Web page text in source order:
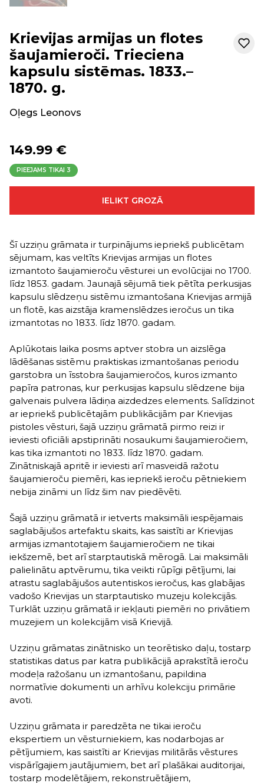
Krievijas armijas un flotes
šaujamieroči. Trieciena
kapsulu sistēmas. 1833.–
1870. g.
Oļegs Leonovs
149.99 €
PIEEJAMS TIKAI 3
IELIKT GROZĀ
Šī uzziņu grāmata ir turpinājums iepriekš publicētam
sējumam, kas veltīts Krievijas armijas un flotes
izmantoto šaujamieroču vēsturei un evolūcijai no 1700.
līdz 1853. gadam. Jaunajā sējumā tiek pētīta perkusijas
kapsulu slēdzeņu sistēmu izmantošana Krievijas armijā
un flotē, kas aizstāja kramenslēdzes ieročus un tika
izmantotas no 1833. līdz 1870. gadam.
Aplūkotais laika posms aptver stobra un aizslēga
lādēšanas sistēmu praktiskas izmantošanas periodu
garstobra un īsstobra šaujamieročos, kuros izmanto
papīra patronas, kur perkusijas kapsulu slēdzene bija
galvenais pulvera lādiņa aizdedzes elements. Salīdzinot
ar iepriekš publicētajām publikācijām par Krievijas
pistoles vēsturi, šajā uzziņu grāmatā pirmo reizi ir
ieviesti oficiāli apstiprināti nosaukumi šaujamieročiem,
kas tika izmantoti no 1833. līdz 1870. gadam.
Zinātniskajā apritē ir ieviesti arī masveidā ražotu
šaujamieroču piemēri, kas iepriekš ieroču pētniekiem
nebija zināmi un līdz šim nav piedēvēti.
Šajā uzziņu grāmatā ir ietverts maksimāli iespējamais
saglabājušos artefaktu skaits, kas saistīti ar Krievijas
armijas izmantotajiem šaujamieročiem ne tikai
iekšzemē, bet arī starptautiskā mērogā. Lai maksimāli
palielinātu aptvērumu, tika veikti rūpīgi pētījumi, lai
atrastu saglabājušos autentiskos ieročus, kas glabājas
vadošo Krievijas un starptautisko muzeju kolekcijās.
Turklāt uzziņu grāmatā ir iekļauti piemēri no privātiem
muzejiem un kolekcijām visā Krievijā.
Uzziņu grāmatas zinātnisko un teorētisko daļu, tostarp
statistikas datus par katra publikācijā aprakstītā ieroču
modeļa ražošanu un izmantošanu, papildina
normatīvie dokumenti un arhīvu kolekciju primārie
avoti.
Uzziņu grāmata ir paredzēta ne tikai ieroču
ekspertiem un vēsturniekiem, kas nodarbojas ar
pētījumiem, kas saistīti ar Krievijas militārās vēstures
vispārīgajiem jautājumiem, bet arī plašākai auditorijai,
tostarp modelētājiem, rekonstruētājiem,